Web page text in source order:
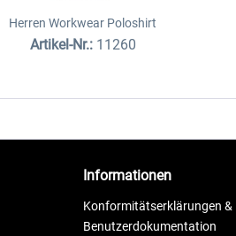
Herren Workwear Poloshirt
Artikel-Nr.: 11260
Informationen
Konformitätserklärungen &
Benutzerdokumentation